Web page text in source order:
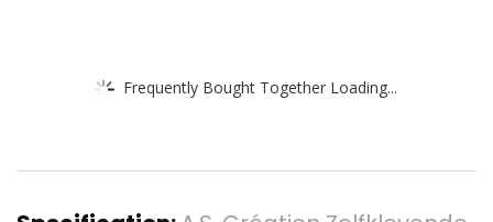
Frequently Bought Together Loading...